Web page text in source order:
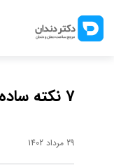
7 نکته ساده برای مراقبت از سلامت و بهداشت دهان و دندان در سفر
29 مرداد 1402